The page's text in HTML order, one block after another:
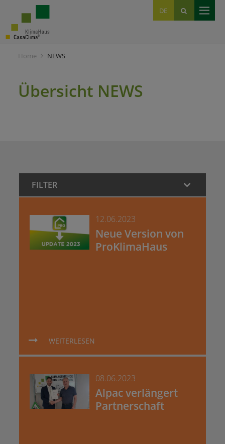
DE
IT
EN
Home NEWS
Übersicht NEWS
FILTER
12.06.2023
Neue Version von
ProKlimaHaus
WEITERLESEN
08.06.2023
Alpac verlängert
Partnerschaft